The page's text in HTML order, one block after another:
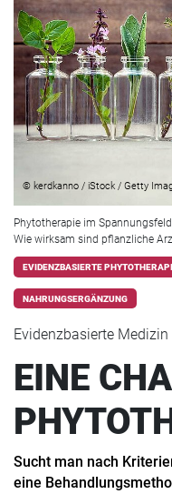
© kerdkanno / iStock / Getty
Phytotherapie im
Wie wirksam sind pflanzliche
EVIDENZBASIERTE
NAHRUNGSERGÄNZUNG
Evidenzbasierte Medizin
EINE
Sucht man nach
eine